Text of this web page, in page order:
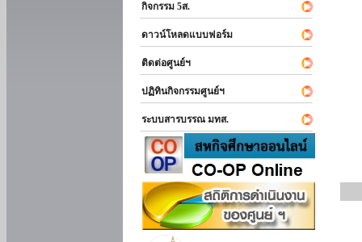
กิจกรรม 5ส.
ดาวน์โหลดแบบฟอร์ม
ติดต่อศูนย์ฯ
ปฏิทินกิจกรรมศูนย์ฯ
ระบบสารบรรณ มทส.